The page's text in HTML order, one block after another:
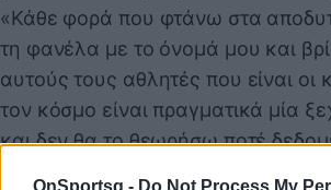
OnSportsg - Do Not Process My
«Κάθε φορά που φτάνω στα
τη φανέλα με το όνομά μου και
αυτούς τους αθλητές που είναι οι
τον κόσμο είναι πραγματικά μία
και δεν θα το θεωρήσω ποτέ
αυτή είναι η έβδομη φορά που